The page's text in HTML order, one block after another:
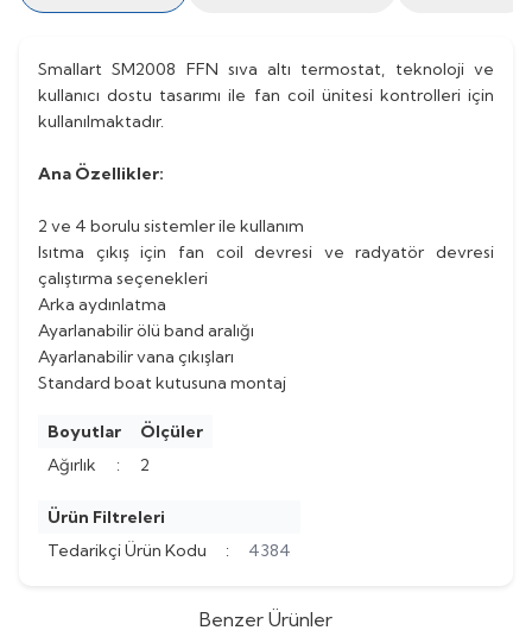
Smallart SM2008 FFN sıva altı termostat, teknoloji ve
kullanıcı dostu tasarımı ile fan coil ünitesi kontrolleri için
kullanılmaktadır.
Ana Özellikler:
2 ve 4 borulu sistemler ile kullanım
Isıtma çıkış için fan coil devresi ve radyatör devresi
çalıştırma seçenekleri
Arka aydınlatma
Ayarlanabilir ölü band aralığı
Ayarlanabilir vana çıkışları
Standard boat kutusuna montaj
Boyutlar
Ölçüler
Ağırlık
: 2
Ürün Filtreleri
Tedarikçi Ürün Kodu
: 4384
Benzer Ürünler